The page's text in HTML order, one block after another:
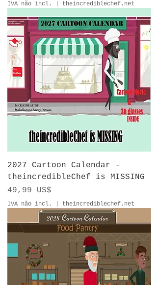
IVA não incl. theincrediblechef.net
2027 Cartoon Calendar -
theincredibleChef is MISSING
Preço
49,99 US$
IVA não incl. theincrediblechef.net